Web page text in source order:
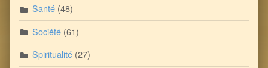
Santé (48)
Société (61)
Spiritualité (27)